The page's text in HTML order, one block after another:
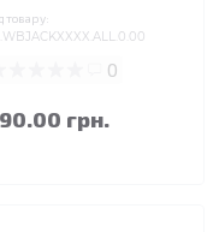
товару:
0
грн.